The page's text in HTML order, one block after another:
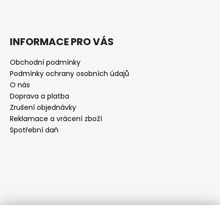
INFORMACE PRO VÁS
Obchodní podmínky
Podmínky ochrany osobních údajů
O nás
Doprava a platba
Zrušení objednávky
Reklamace a vrácení zboží
Spotřební daň